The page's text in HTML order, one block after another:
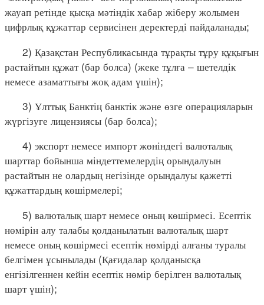
жауап ретінде қысқа мәтіндік хабар жіберу жолымен
цифрлық құжаттар сервисінен деректерді пайдаланады;
2) Қазақстан Республикасында тұрақты тұру құқығын
растайтын құжат (бар болса) (жеке тұлға – шетелдік
немесе азаматтығы жоқ адам үшін);
3) Ұлттық Банктің банктік және өзге операцияларын
жүргізуге лицензиясы (бар болса);
4) экспорт немесе импорт жөніндегі валюталық
шарттар бойынша міндеттемелердің орындалуын
растайтын не олардың негізінде орындалуы қажетті
құжаттардың көшірмелері;
5) валюталық шарт немесе оның көшірмесі. Есептік
нөмірін алу талабы қолданылатын валюталық шарт
немесе оның көшірмесі есептік нөмірді алғаны туралы
белгімен ұсынылады (Қағидалар қолданысқа
енгізілгеннен кейін есептік нөмір берілген валюталық
шарт үшін);